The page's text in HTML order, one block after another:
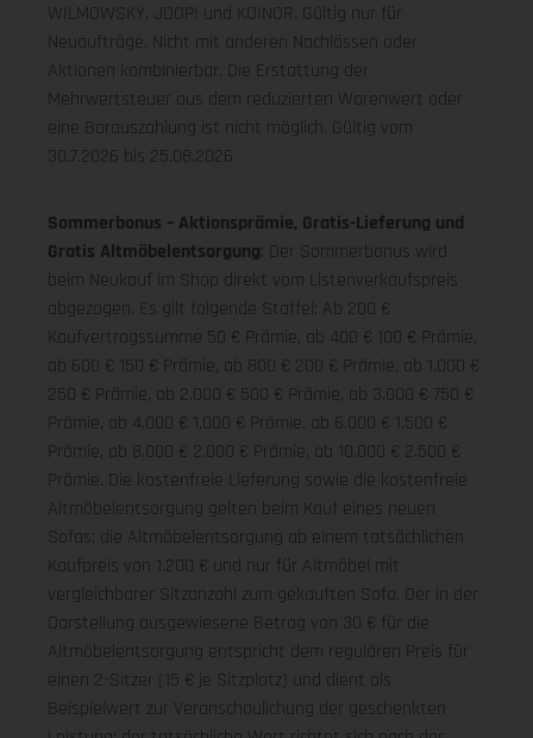
WILMOWSKY, JOOP! und KOINOR. Gültig nur für
Neuaufträge. Nicht mit anderen Nachlässen oder
Aktionen kombinierbar. Die Erstattung der
Mehrwertsteuer aus dem reduzierten Warenwert oder
eine Barauszahlung ist nicht möglich. Gültig vom
30.7.2026 bis 25.08.2026
Sommerbonus – Aktionsprämie, Gratis-Lieferung und
Gratis Altmöbelentsorgung: Der Sommerbonus wird
beim Neukauf im Shop direkt vom Listenverkaufspreis
abgezogen. Es gilt folgende Staffel: Ab 200 €
Kaufvertragssumme 50 € Prämie, ab 400 € 100 € Prämie,
ab 600 € 150 € Prämie, ab 800 € 200 € Prämie, ab 1.000 €
250 € Prämie, ab 2.000 € 500 € Prämie, ab 3.000 € 750 €
Prämie, ab 4.000 € 1.000 € Prämie, ab 6.000 € 1.500 €
Prämie, ab 8.000 € 2.000 € Prämie, ab 10.000 € 2.500 €
Prämie. Die kostenfreie Lieferung sowie die kostenfreie
Altmöbelentsorgung gelten beim Kauf eines neuen
Sofas; die Altmöbelentsorgung ab einem tatsächlichen
Kaufpreis von 1.200 € und nur für Altmöbel mit
vergleichbarer Sitzanzahl zum gekauften Sofa. Der in der
Darstellung ausgewiesene Betrag von 30 € für die
Altmöbelentsorgung entspricht dem regulären Preis für
einen 2-Sitzer (15 € je Sitzplatz) und dient als
Beispielwert zur Veranschaulichung der geschenkten